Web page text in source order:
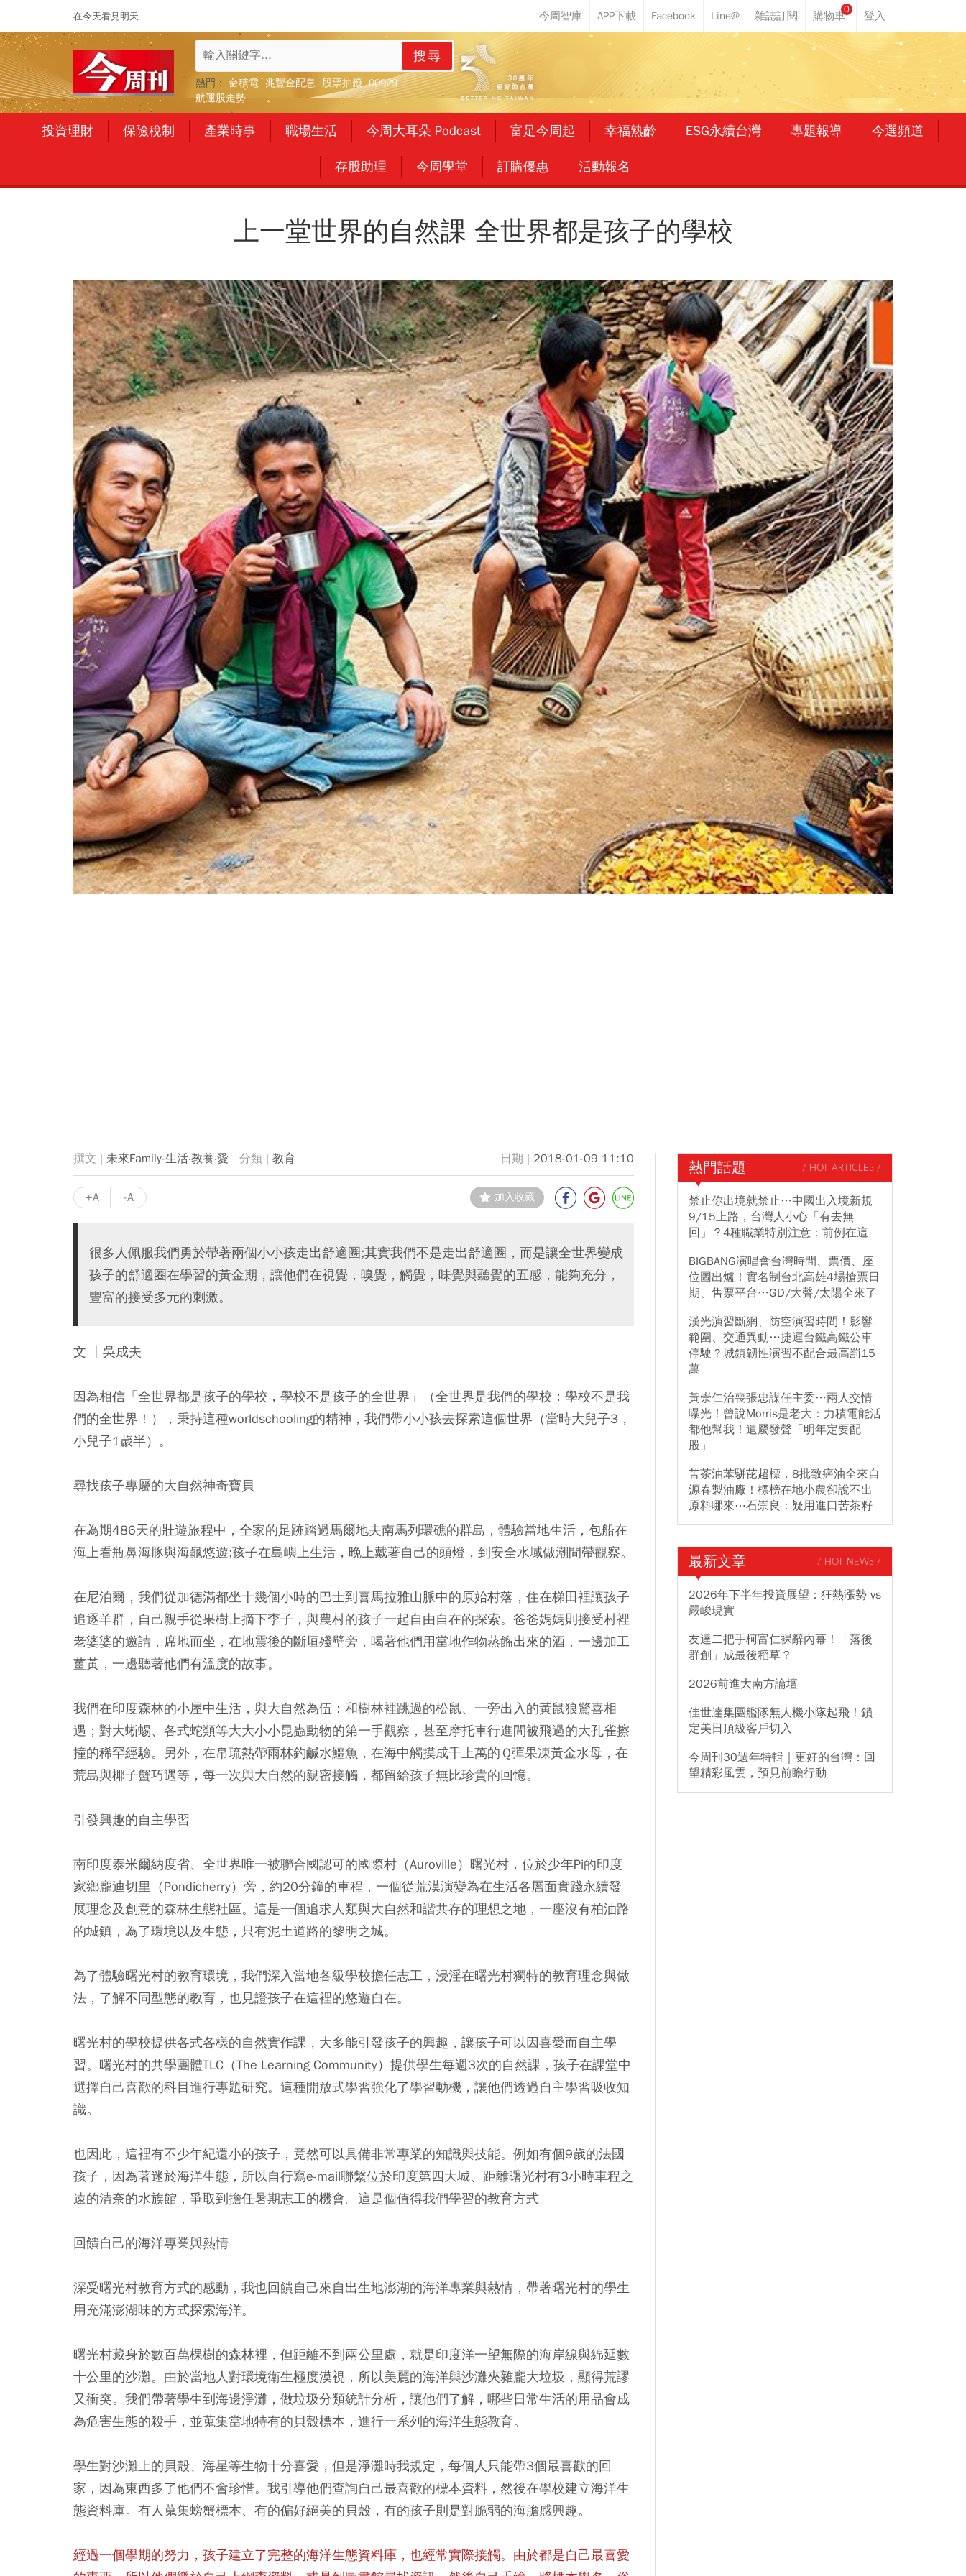
在今天看見明天
0
搜尋
熱門： 台積電 兆豐金配息 股票抽籤 00929
航運股走勢
投資理財 保險稅制 產業時事 職場生活 今周大耳朵 Podcast 富足今周起 幸福熟齡 ESG永續台灣 專題報導 今選頻道
存股助理 今周學堂 訂購優惠 活動報名
上一堂世界的自然課 全世界都是孩子的學校
未來Family-生活‧教養‧愛 教育 2018-01-09 11:10
+A -A 加入收藏
很多人佩服我們勇於帶著兩個小小孩走出舒適圈;其實我們不是走出舒適圈，而是讓全世界變成
孩子的舒適圈在學習的黃金期，讓他們在視覺，嗅覺，觸覺，味覺與聽覺的五感，能夠充分，
豐富的接受多元的刺激。
文 │吳成夫
因為相信 「全世界都是孩子的學校，學校不是孩子的全世界」（全世界是我們的學校：學校不是我
們的全世界！）， 秉持這種worldschooling的精神，我們帶小小孩去探索這個世界（當時大兒子3，
小兒子1歲半）。
尋找孩子專屬的大自然神奇寶貝
在為期486天的壯遊旅程中，全家的足​​跡踏過馬爾地夫南馬列環礁的群島，體驗當地生活，包船在
海上看瓶鼻海豚與海龜悠遊;孩子在島嶼上生活，晚上戴著自己的頭燈，到安全水域做潮間帶觀察。
在尼泊爾，我們從加德滿都坐十幾個小時的巴士到喜馬拉雅山脈中的原始村落，住在梯田裡讓孩子
追逐羊群，自己親手從果樹上摘下李子，與農村的孩子一起自由自在的探索。爸爸媽媽則接受村裡
老婆婆的邀請，席地而坐，在地震後的斷垣殘壁旁，喝著他們用當地作物蒸餾出來的酒，一邊加工
薑黃，一邊聽著他們有溫度的故事。
我們在印度森林的小屋中生活，與大自然為伍：和樹林裡跳過的松鼠、一旁出入的黃鼠狼驚喜相
遇；對大蜥蜴、各式蛇類等大大小小昆蟲動物的第一手觀察，甚至摩托車行進間被飛過的大孔雀擦
撞的稀罕經驗。另外，在帛琉熱帶雨林釣鹹水鱷魚，在海中觸摸成千上萬的Ｑ彈果凍黃金水母，在
荒島與椰子蟹巧遇等，每一次與大自然的親密接觸，都留給孩子無比珍貴的回憶。
引發興趣的自主學習
南印度泰米爾納度省、全世界唯一被聯合國認可的國際村 （Auroville）曙光村 ，位於少年Pi的印度
家鄉龐迪切里（Pondicherry）旁，約20分鐘的車程，一個從荒漠演變為在生活各層面實踐永續發
展理念及創意的森林生態社區。這是一個追求人類與大自然和諧共存的理想之地，一座沒有柏油路
的城鎮，為了環境以及生態，只有泥土道路的黎明之城。
為了體驗曙光村的教育環境，我們深入當地各級學校擔任志工，浸淫在曙光村獨特的教育理念與做
法，了解不同型態的教育，也見證孩子在這裡的悠遊自在。
曙光村的學校提供各式各樣的自然實作課，大多能引發孩子的興趣，讓孩子可以因喜愛而自主學
習。曙光村的共學團體TLC（The Learning Community）提供學生每週3次的自然課，孩子在課堂中
選擇自己喜歡的科目進行專題研究。這種開放式學習強化了學習動機，讓他們透過自主學習吸收知
識。
也因此，這裡有不少年紀還小的孩子，竟然可以具備非常專業的知識與技能。例如有個9歲的法國
孩子，因為著迷於海洋生態，所以自行寫e-mail聯繫位於印度第四大城、距離曙光村有3小時車程之
遠的清奈的水族館，爭取到擔任暑期志工的機會。這是個值得我們學習的教育方式。
回饋自己的海洋專業與熱情
深受曙光村教育方式的感動，我也回饋自己來自出生地澎湖的海洋專業與熱情，帶著曙光村的學生
用充滿澎湖味的方式探索海洋。
曙光村藏身於數百萬棵樹的森林裡，但距離不到兩公里處，就是印度洋一望無際的海岸線與綿延數
十公里的沙灘。由於當地人對環境衛生極度漠視，所以美麗的海洋與沙灘夾雜龐大垃圾，顯得荒謬
又衝突。我們帶著學生到海邊淨灘，做垃圾分類統計分析，讓他們了解，哪些日常生活的用品會成
為危害生態的殺手，並蒐集當地特有的貝殼標本，進行一系列的海洋生態教育。
學生對沙灘上的貝殼、海星等生物十分喜愛，但是淨灘時我規定，每個人只能帶3個最喜歡的回
家，因為東西多了他們不會珍惜。我引導他們查詢自己最喜歡的標本資料，然後在學校建立海洋生
態資料庫。有人蒐集螃蟹標本、有的偏好絕美的貝殼，有的孩子則是對脆弱的海膽感興趣。
經過一個學期的努力，孩子建立了完整的海洋生態資料庫，也經常實際接觸。由於都是自己最喜愛
熱門話題 / HOT ARTICLES /
禁止你出境就禁止…中國出入境新規
9/15上路，台灣人小心「有去無
回」？4種職業特別注意：前例在這
BIGBANG演唱會台灣時間、票價、座
位圖出爐！實名制台北高雄4場搶票日
期、售票平台…GD/大聲/太陽全來了
漢光演習斷網、防空演習時間！影響
範圍、交通異動…捷運台鐵高鐵公車
停駛？城鎮韌性演習不配合最高罰15
萬
黃崇仁治喪張忠謀任主委…兩人交情
曝光！曾說Morris是老大：力積電能活
都他幫我！遺屬發聲「明年定要配
股」
苦茶油苯駢芘超標，8批致癌油全來自
源春製油廠！標榜在地小農卻說不出
原料哪來⋯石崇良：疑用進口苦茶籽
最新文章 / HOT NEWS /
2026年下半年投資展望：狂熱漲勢 vs
嚴峻現實
友達二把手柯富仁裸辭內幕！「落後
群創」成最後稻草？
2026前進大南方論壇
佳世達集團艦隊無人機小隊起飛！鎖
定美日頂級客戶切入
今周刊30週年特輯｜更好的台灣：回
望精彩風雲，預見前瞻行動